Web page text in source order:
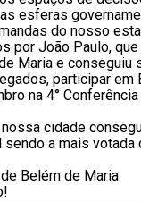
esferas
do nosso
por João Paulo,
Maria e conseguiu
participar em
na 4°
cidade
sendo a mais
Belém de Maria.